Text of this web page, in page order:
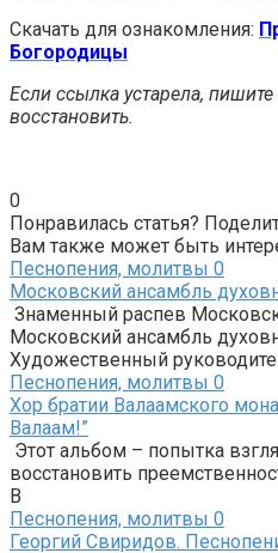
Скачать для ознакомления:
Богородицы
Если ссылка устарела,
восстановить.
0
Понравилась статья?
Вам также может быть
Песнопения, молитвы 0
Московский ансамбль
Знаменный распев
Московский ансамбль
Художественный
Песнопения, молитвы 0
Хор братии Валаамского
Валаам!”
Этот альбом – попытка
восстановить
В
Песнопения, молитвы 0
Георгий Свиридов.